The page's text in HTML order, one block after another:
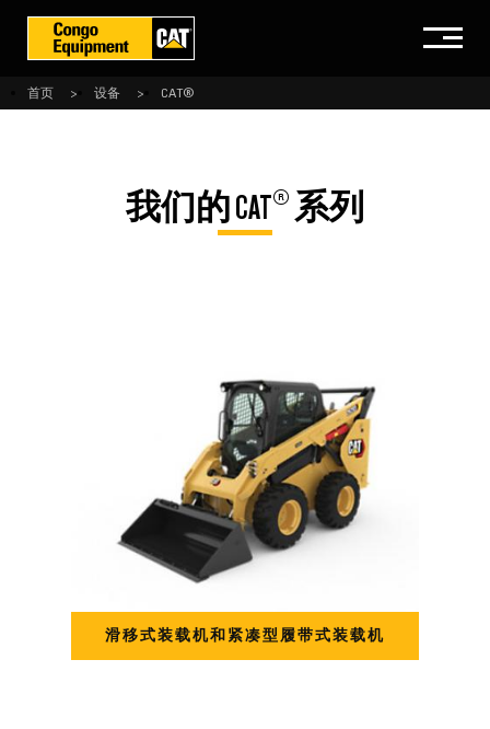
首页 设备 CAT®
我们的 CAT® 系列
滑移式装载机和紧凑型履带式装载机